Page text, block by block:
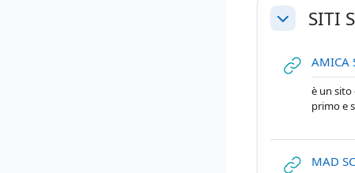
Minimizza
SITI
AMICA
è un
primo e
MAD